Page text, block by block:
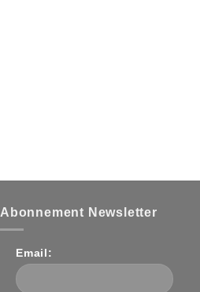
Abonnement Newsletter
Email: